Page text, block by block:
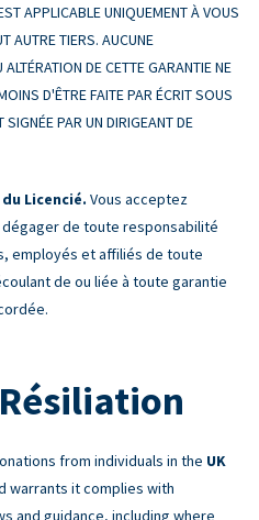
APPLICABLE UNIQUEMENT À VOUS
AUTRE TIERS. AUCUNE
DE CETTE GARANTIE NE
D'ÊTRE FAITE PAR ÉCRIT SOUS
PAR UN DIRIGEANT DE
Licencié. Vous acceptez
de toute responsabilité
employés et affiliés de toute
de ou liée à toute garantie
from individuals in the UK
warrants it complies with
and guidance, including where